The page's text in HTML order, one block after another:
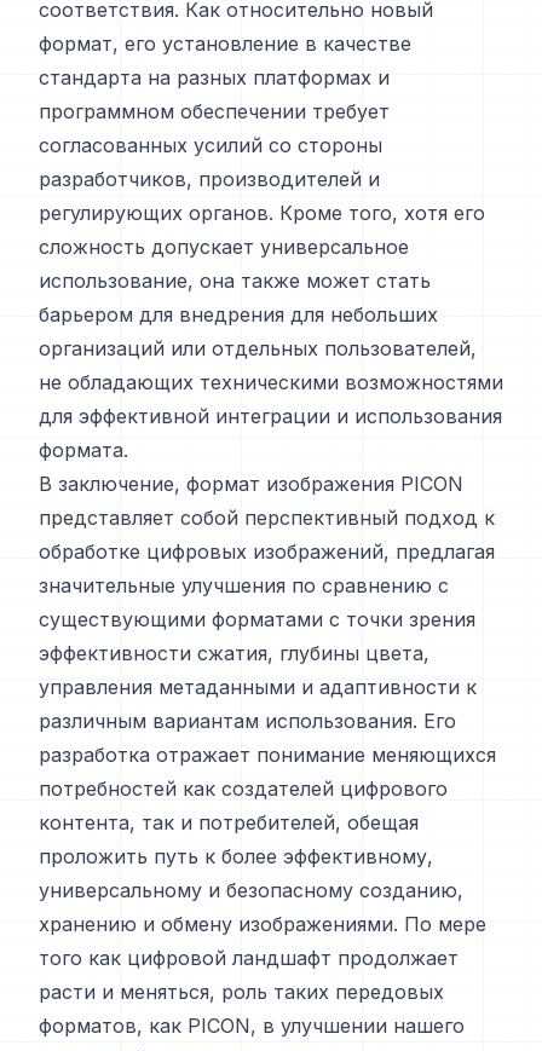
соответствия. Как относительно новый
формат, его установление в качестве
стандарта на разных платформах и
программном обеспечении требует
согласованных усилий со стороны
разработчиков, производителей и
регулирующих органов. Кроме того, хотя его
сложность допускает универсальное
использование, она также может стать
барьером для внедрения для небольших
организаций или отдельных пользователей,
не обладающих техническими возможностями
для эффективной интеграции и использования
формата.
В заключение, формат изображения PICON
представляет собой перспективный подход к
обработке цифровых изображений, предлагая
значительные улучшения по сравнению с
существующими форматами с точки зрения
эффективности сжатия, глубины цвета,
управления метаданными и адаптивности к
различным вариантам использования. Его
разработка отражает понимание меняющихся
потребностей как создателей цифрового
контента, так и потребителей, обещая
проложить путь к более эффективному,
универсальному и безопасному созданию,
хранению и обмену изображениями. По мере
того как цифровой ландшафт продолжает
расти и меняться, роль таких передовых
форматов, как PICON, в улучшении нашего